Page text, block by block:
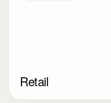
Retail